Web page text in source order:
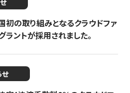
の取り組みとなるクラウドファ
ラントが採用されました。
せ